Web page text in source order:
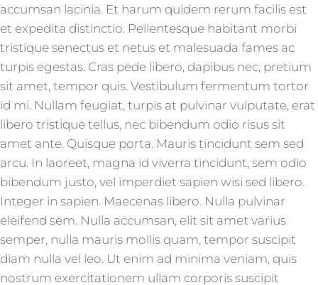
accumsan lacinia. Et harum quidem rerum facilis est
et expedita distinctio. Pellentesque habitant morbi
tristique senectus et netus et malesuada fames ac
turpis egestas. Cras pede libero, dapibus nec, pretium
sit amet, tempor quis. Vestibulum fermentum tortor
id mi. Nullam feugiat, turpis at pulvinar vulputate, erat
libero tristique tellus, nec bibendum odio risus sit
amet ante. Quisque porta. Mauris tincidunt sem sed
arcu. In laoreet, magna id viverra tincidunt, sem odio
bibendum justo, vel imperdiet sapien wisi sed libero.
Integer in sapien. Maecenas libero. Nulla pulvinar
eleifend sem. Nulla accumsan, elit sit amet varius
semper, nulla mauris mollis quam, tempor suscipit
diam nulla vel leo. Ut enim ad minima veniam, quis
nostrum exercitationem ullam corporis suscipit